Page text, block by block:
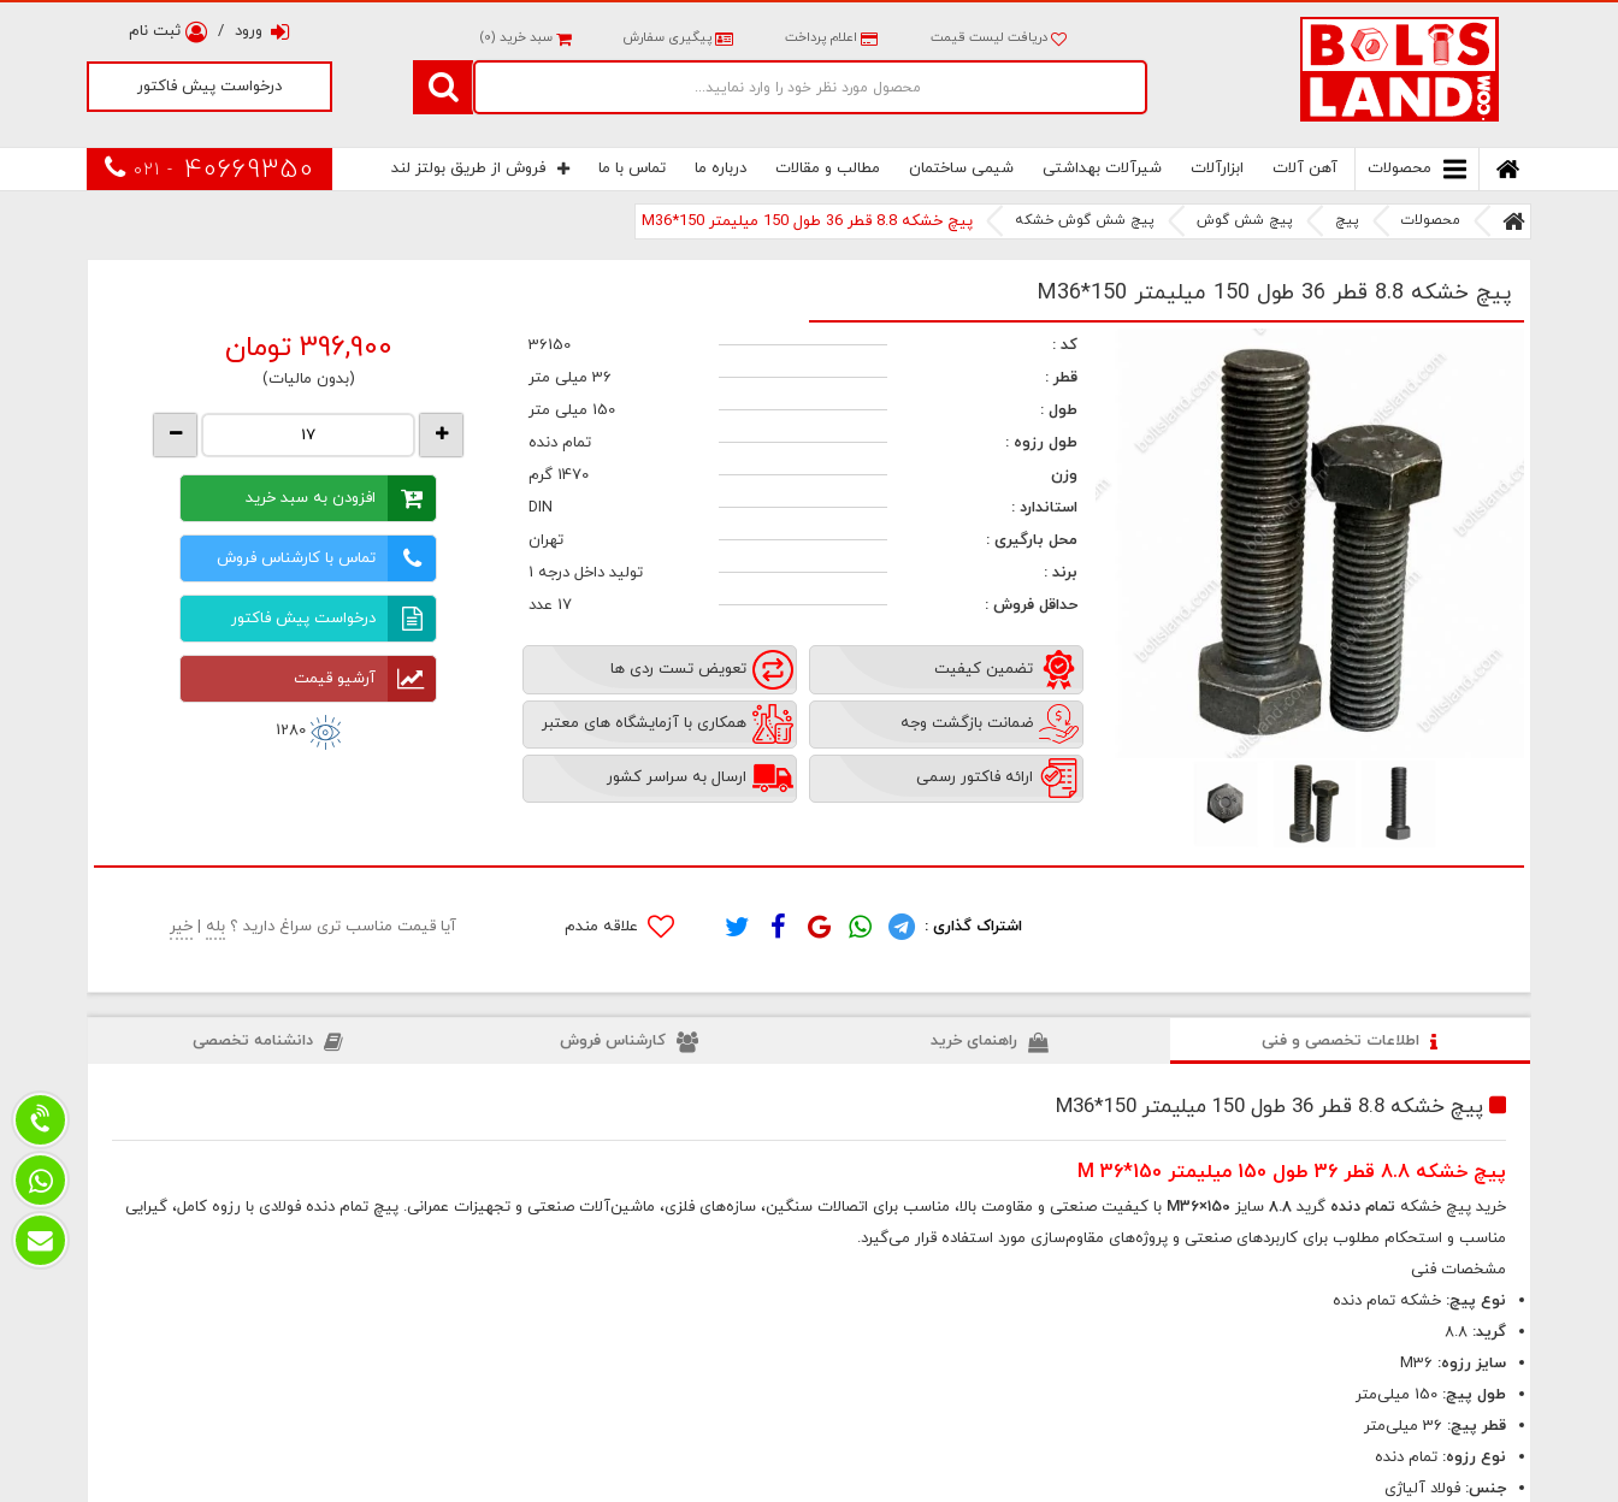
بولتز لند | سرزمین پیچ
دریافت لیست قیمت اعلام پرداخت پیگیری سفارش سبد خرید (0
) ورود / ثبت نام
درخواست پیش فاکتور
محصولات آهن آلات ابزارآلات شیرآلات بهداشتی شیمی ساختمان مطالب و مقالات درباره ما تماس با ما فروش از طریق بولتز لند 021 - 40669350
محصولات پیچ پیچ شش گوش پیچ شش گوش خشکه پیچ خشکه 8.8 قطر 36 طول 150 میلیمتر M36*150
پیچ خشکه 8.8 قطر 36 طول 150 میلیمتر M36*150
کد :
36150
قطر :
36 میلی متر
طول :
150 میلی متر
طول رزوه :
تمام دنده
وزن
1470 گرم
استاندارد :
DIN
محل بارگیری :
تهران
برند :
تولید داخل درجه 1
حداقل فروش :
17 عدد
تضمین کیفیت
ضمانت بازگشت وجه
ارائه فاکتور رسمی
تعویض تست ردی ها
همکاری با آزمایشگاه های معتبر
ارسال به سراسر کشور
396,900 تومان
(بدون مالیات)
افزودن به سبد خرید
تماس با کارشناس فروش
درخواست پیش فاکتور
آرشیو قیمت
1280
اشتراک گذاری : علاقه مندم آیا قیمت مناسب تری سراغ دارید ؟ بله |خیر
اطلاعات تخصصی و فنی راهنمای خرید کارشناس فروش دانشنامه تخصصی
پیچ خشکه 8.8 قطر 36 طول 150 میلیمتر M36*150
پیچ خشکه 8.8 قطر 36 طول 150 میلیمتر M 36*150
خرید پیچ خشکه تمام دنده گرید 8.8 سایز M36×150 با کیفیت صنعتی و مقاومت بالا، مناسب برای اتصالات سنگین، سازه‌های فلزی، ماشین‌آلات صنعتی و تجهیزات عمرانی. پیچ تمام دنده فولادی با رزوه کامل، گیرایی
مناسب و استحکام مطلوب برای کاربردهای صنعتی و پروژه‌های مقاوم‌سازی مورد استفاده قرار می‌گیرد.
مشخصات فنی
نوع پیچ: خشکه تمام دنده
گرید:
سایز رزوه:
طول پیچ:
قطر پیچ:
نوع رزوه: تمام دنده
جنس: فولاد آلیاژی
ثبت اطلاعات